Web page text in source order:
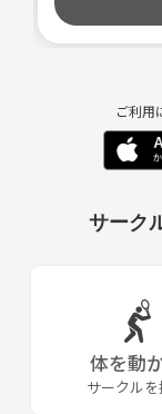
【チーム概要】
＊活動日→週2回(火曜
*大阪や滋賀など地
.神戸よさこい祭り
.大阪こいや祭り
.京都学生祭典
ご利用
サーク
体を動
サークル